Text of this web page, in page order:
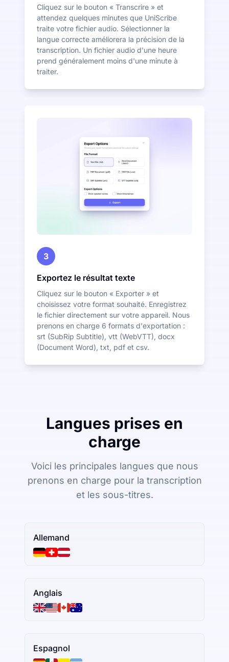
Cliquez sur le bouton « Transcrire » et
attendez quelques minutes que UniScribe
traite votre fichier audio. Sélectionner la
langue correcte améliorera la précision de la
transcription. Un fichier audio d'une heure
prend généralement moins d'une minute à
traiter.
3
Exportez le résultat texte
Cliquez sur le bouton « Exporter » et
choisissez votre format souhaité. Enregistrez
le fichier directement sur votre appareil. Nous
prenons en charge 6 formats d'exportation :
srt (SubRip Subtitle), vtt (WebVTT), docx
(Document Word), txt, pdf et csv.
Langues prises en
charge
Voici les principales langues que nous
prenons en charge pour la transcription
et les sous-titres.
Allemand
Anglais
Espagnol